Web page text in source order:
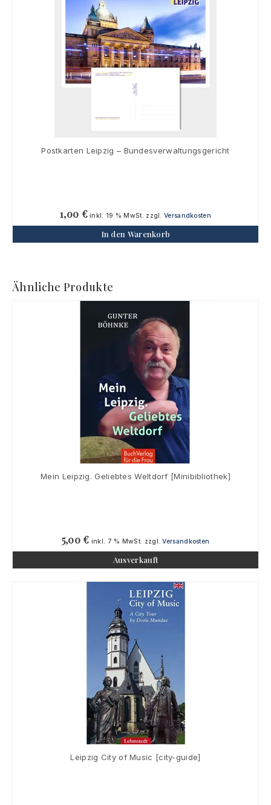
Postkarten Leipzig – Bundesverwaltungsgericht
1,00 € inkl. 19 % MwSt. zzgl.Versandkosten
In den Warenkorb
Ähnliche Produkte
Mein Leipzig. Geliebtes Weltdorf [Minibibliothek]
5,00 € inkl. 7 % MwSt. zzgl.Versandkosten
Ausverkauft
Leipzig City of Music [city-guide]